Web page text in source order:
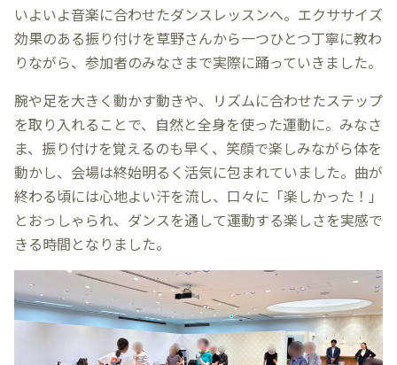
いよいよ音楽に合わせたダンスレッスンへ。エクササイズ
効果のある振り付けを草野さんから一つひとつ丁寧に教わ
りながら、参加者のみなさまで実際に踊っていきました。
腕や足を大きく動かす動きや、リズムに合わせたステップ
を取り入れることで、自然と全身を使った運動に。みなさ
ま、振り付けを覚えるのも早く、笑顔で楽しみながら体を
動かし、会場は終始明るく活気に包まれていました。曲が
終わる頃には心地よい汗を流し、口々に「楽しかった！」
とおっしゃられ、ダンスを通して運動する楽しさを実感で
きる時間となりました。